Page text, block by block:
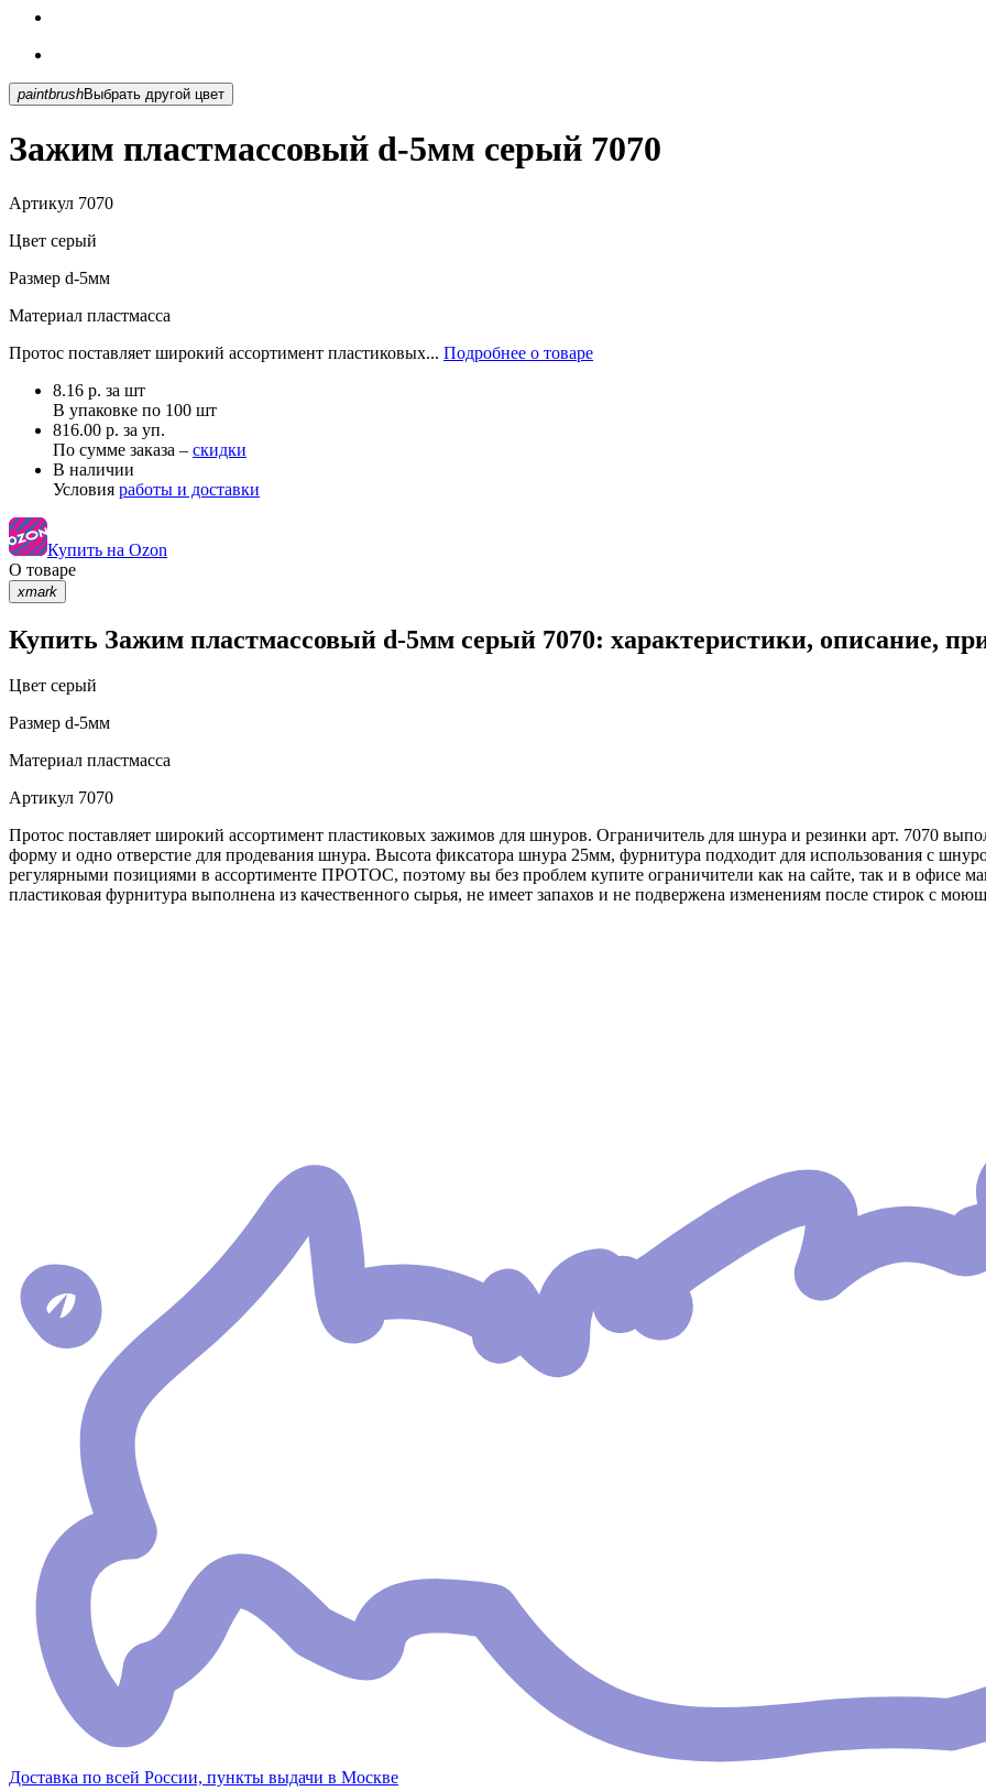
paintbrush Выбрать другой цвет
Зажим пластмассовый d-5мм серый 7070
Артикул 7070
Цвет серый
Размер d-5мм
Материал пластмасса
Протос поставляет широкий ассортимент пластиковых... Подробнее о товаре
8.16 р. за шт
В упаковке по 100 шт
816.00 р. за уп.
По сумме заказа – скидки
В наличии
Условия работы и доставки
Купить на Ozon
О товаре
xmark
Купить Зажим пластмассовый d-5мм серый 7070: характеристики, описание,
Цвет серый
Размер d-5мм
Материал пластмасса
Артикул 7070
Протос поставляет широкий ассортимент пластиковых зажимов для шнуров. Ограничитель для шнура и резинки арт. 7070
форму и одно отверстие для продевания шнура. Высота фиксатора шнура 25мм, фурнитура подходит для использования с
регулярными позициями в ассортименте ПРОТОС, поэтому вы без проблем купите ограничители как на сайте, так и в офисе
пластиковая фурнитура выполнена из качественного сырья, не имеет запахов и не подвержена изменениям после стирок с
Доставка по всей России, пункты выдачи в Москве